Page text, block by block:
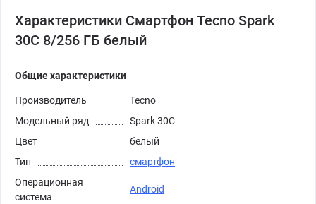
Характеристики Смартфон Tecno Spark
30C 8/256 ГБ белый
Общие характеристики
Производитель
Tecno
Модельный ряд
Spark 30C
Цвет
белый
Тип
смартфон
Операционная
система
Android